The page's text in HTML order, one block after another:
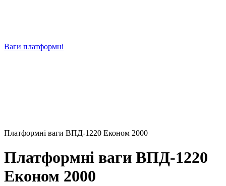
Ваги платформні
Платформні ваги ВПД-1220 Економ 2000
Платформні ваги ВПД-1220
Економ 2000